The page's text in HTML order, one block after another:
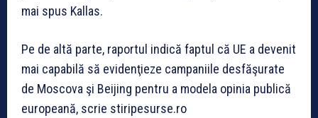
mai spus Kallas.
Pe de altă parte, raportul indică faptul că UE a devenit
mai capabilă să evidenţieze campaniile desfăşurate
de Moscova şi Beijing pentru a modela opinia publică
europeană, scrie stiripesurse.ro